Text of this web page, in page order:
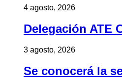
4 agosto, 2026
Delegación ATE
3 agosto, 2026
Se conocerá la